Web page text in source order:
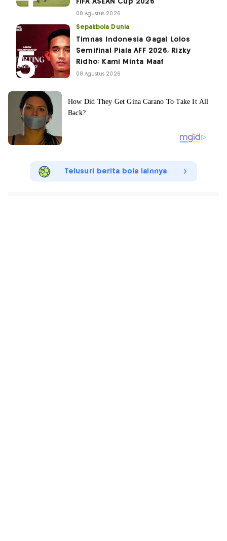
FIFA ASEAN Cup 2026
08 Agustus 2026
Sepakbola Dunia
Timnas Indonesia Gagal Lolos
Semifinal Piala AFF 2026, Rizky
Ridho: Kami Minta Maaf
08 Agustus 2026
Telusuri berita bola lainnya